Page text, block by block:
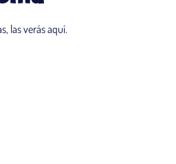
las verás aquí.